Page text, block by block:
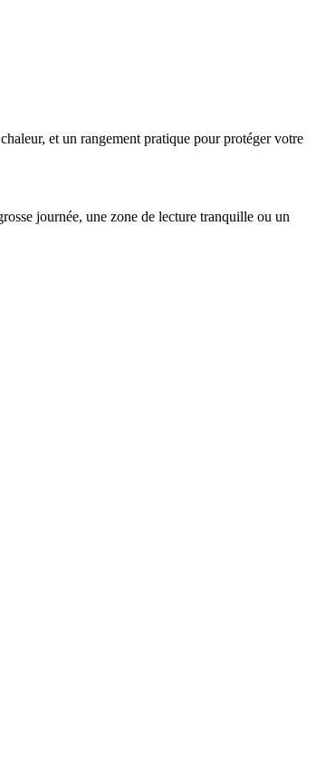
et un rangement pratique pour protéger votre
journée, une zone de lecture tranquille ou un